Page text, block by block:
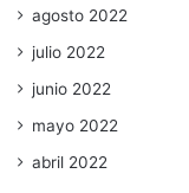
agosto 2022
julio 2022
junio 2022
mayo 2022
abril 2022